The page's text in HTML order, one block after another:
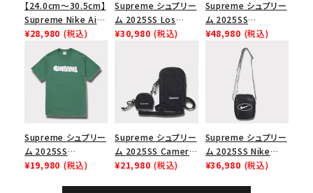
【24.0cm～30.5cm】
Supreme Nike Air
Force 1 Low シュプ
リーム ナイキエアフォ
ース１スニーカー シ
ューズ ホワイト
¥28,980 (税込)
Supreme シュプリー
ム 2025SS Los
Angeles Fire Relief
スロゴTシャツ ホワ
¥30,980 (税込)
Supreme シュプリー
ム 2025SS
Backpack バックパッ
ク ブラック 黒
¥48,980 (税込)
Supreme シュプリー
ム 2025SS
Homerun Tee ホー
¥19,980 (税込)
Supreme シュプリー
ム 2025SS Camera
Bag + Mini Pouch
¥21,980 (税込)
Supreme シュプリー
ム 2025SS Nike
Leather Shoulder
¥36,980 (税込)